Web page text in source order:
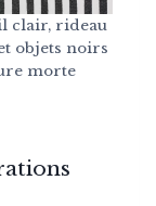
clair, rideau
objets noirs
morte